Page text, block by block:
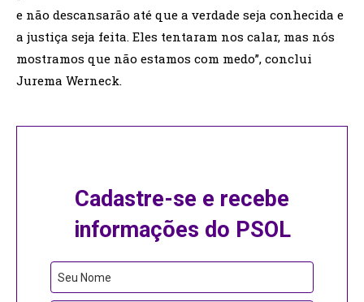
e não descansarão até que a verdade seja conhecida e
a justiça seja feita. Eles tentaram nos calar, mas nós
mostramos que não estamos com medo”, conclui
Jurema Werneck.
Cadastre-se e recebe
informações do PSOL
Seu Nome